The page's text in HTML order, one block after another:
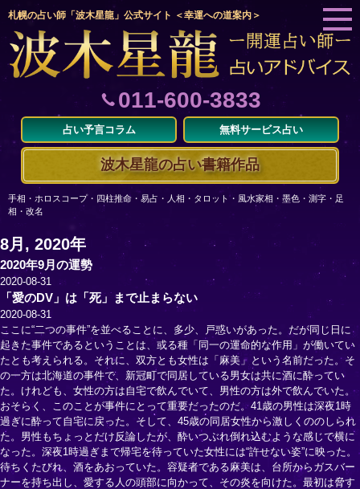
札幌の占い師「波木星龍」公式サイト ＜幸運への道案内＞
011-600-3833
占い予言コラム 無料サービス占い
波木星龍の占い書籍作品
手相・ホロスコープ・四柱推命・易占・人相・タロット・風水家相・墨色・測字・足
相・改名
8月, 2020年
2020年9月の運勢
2020-08-31
「愛のDV」は「死」まで止まらない
2020-08-31
ここに“二つの事件”を並べることに、多少、戸惑いがあった。だが同じ日に
起きた事件であるということは、或る種「同一の運命的な作用」が働いてい
たとも考えられる。それに、双方とも女性は「麻美」という名前だった。そ
の一方は北海道の事件で、新冠町で同居している男女は共に酒に酔ってい
た。けれども、女性の方は自宅で飲んでいて、男性の方は外で飲んでいた。
おそらく、このことが事件にとって重要だったのだ。41歳の男性は深夜1時
過ぎに酔って自宅に戻った。そして、45歳の同居女性から激しくののしられ
た。男性もちょっとだけ反論したが、酔いつぶれ倒れ込むような感じで横に
なった。深夜1時過ぎまで帰宅を待っていた女性には“許せない姿”に映った。
待ちくたびれ、酒をあおっていた。容疑者である麻美は、台所からガスバー
ナーを持ち出し、愛する人の頭部に向かって、その炎を向けた。最初は脅す